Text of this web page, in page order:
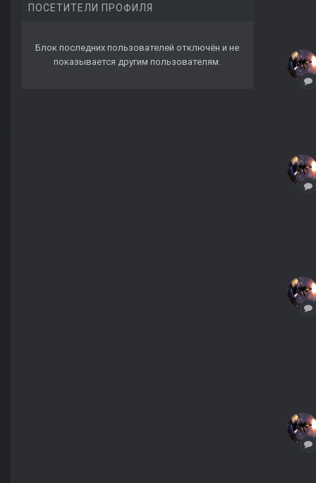
ПОСЕТИТЕЛИ ПРОФИЛЯ
Блок последних пользователей отключён и не
показывается другим пользователям.